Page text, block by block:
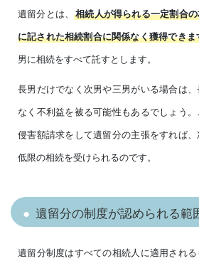
遺留分とは、相続人が得られる一定割合
に記された相続割合に関係なく獲得できま
男に相続をすべて託すとします。
長男だけでなく次男や三男がいる場合は
なく不利益を被る可能性もあるでしょう
侵害額請求をして遺留分の主張をすれば
低限の相続を受けられるのです。
遺留分の制度が認められる範
遺留分制度はすべての相続人に適用され